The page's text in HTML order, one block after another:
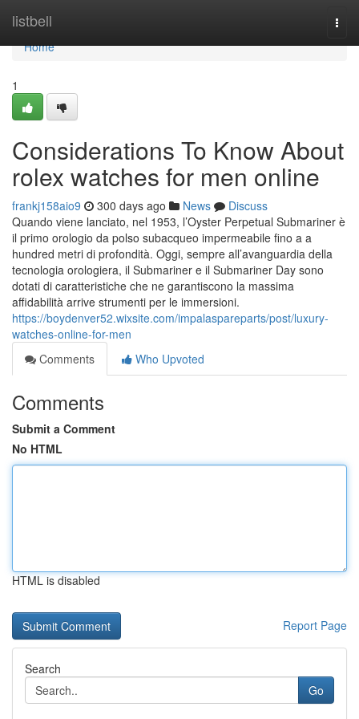
listbell
Home
Home
1
Considerations To Know About
rolex watches for men online
frankj158aio9 300 days ago News
Discuss
Quando viene lanciato, nel 1953, l’Oyster Perpetual Submariner è
il primo orologio da polso subacqueo impermeabile fino a a
hundred metri di profondità. Oggi, sempre all’avanguardia della
tecnologia orologiera, il Submariner e il Submariner Day sono
dotati di caratteristiche che ne garantiscono la massima
affidabilità arrive strumenti per le immersioni.
https://boydenver52.wixsite.com/impalaspareparts/post/luxury-
watches-online-for-men
Comments
Who Upvoted
Comments
Submit a Comment
No HTML
HTML is disabled
Report Page
Search
Go